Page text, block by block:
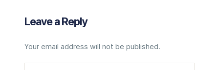
Leave a Reply
Your email address will not be published.